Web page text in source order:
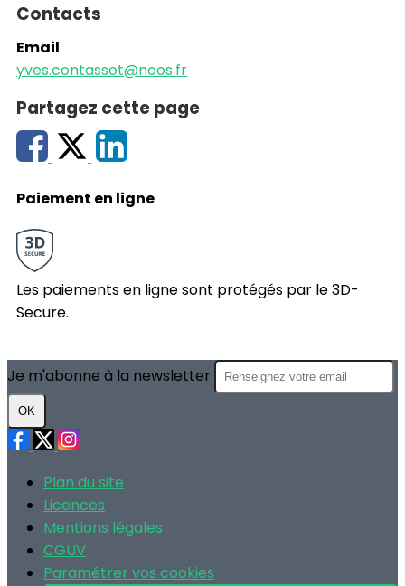
Contacts
Email
yves.contassot@noos.fr
Partagez cette page
Paiement en ligne
Les paiements en ligne sont protégés par le 3D-
Secure.
Je m'abonne à la newsletter
OK
Plan du site
Licences
Mentions légales
CGUV
Paramétrer vos cookies